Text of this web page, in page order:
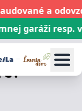
a
garáži resp.